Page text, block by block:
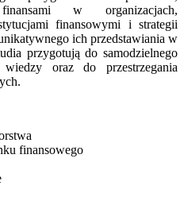
w organizacjach,
finansowymi i strategii
ich przedstawiania w
przygotują do samodzielnego
oraz do przestrzegania
finansowego